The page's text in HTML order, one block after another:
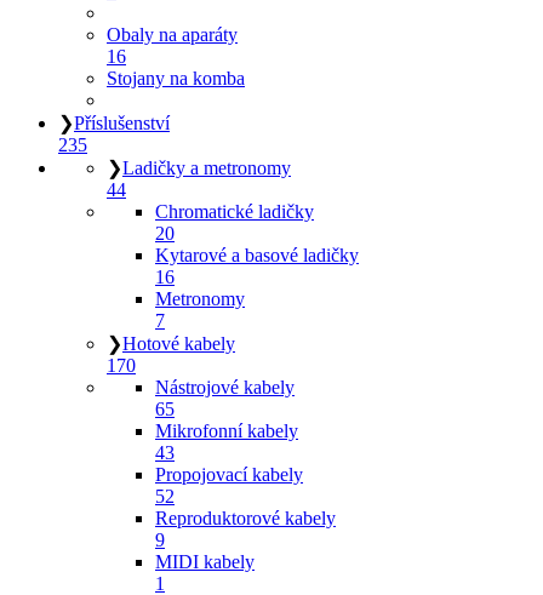
Obaly na aparáty
16
Stojany na komba
❯Příslušenství
235
❯Ladičky a metronomy
44
Chromatické ladičky
20
Kytarové a basové ladičky
16
Metronomy
7
❯Hotové kabely
170
Nástrojové kabely
65
Mikrofonní kabely
43
Propojovací kabely
52
Reproduktorové kabely
9
MIDI kabely
1